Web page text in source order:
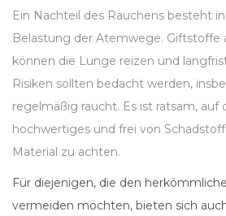
Ein Nachteil des Rauchens besteht
Belastung der Atemwege. Giftstoffe
können die Lunge reizen und
Risiken sollten bedacht werden,
regelmäßig raucht. Es ist ratsam, auf
hochwertiges und frei von
Material zu achten.
Für diejenigen, die den
vermeiden möchten, bieten sich